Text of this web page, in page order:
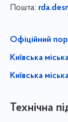
Пошта:
Офіційний
Київська
Київська
Технічна